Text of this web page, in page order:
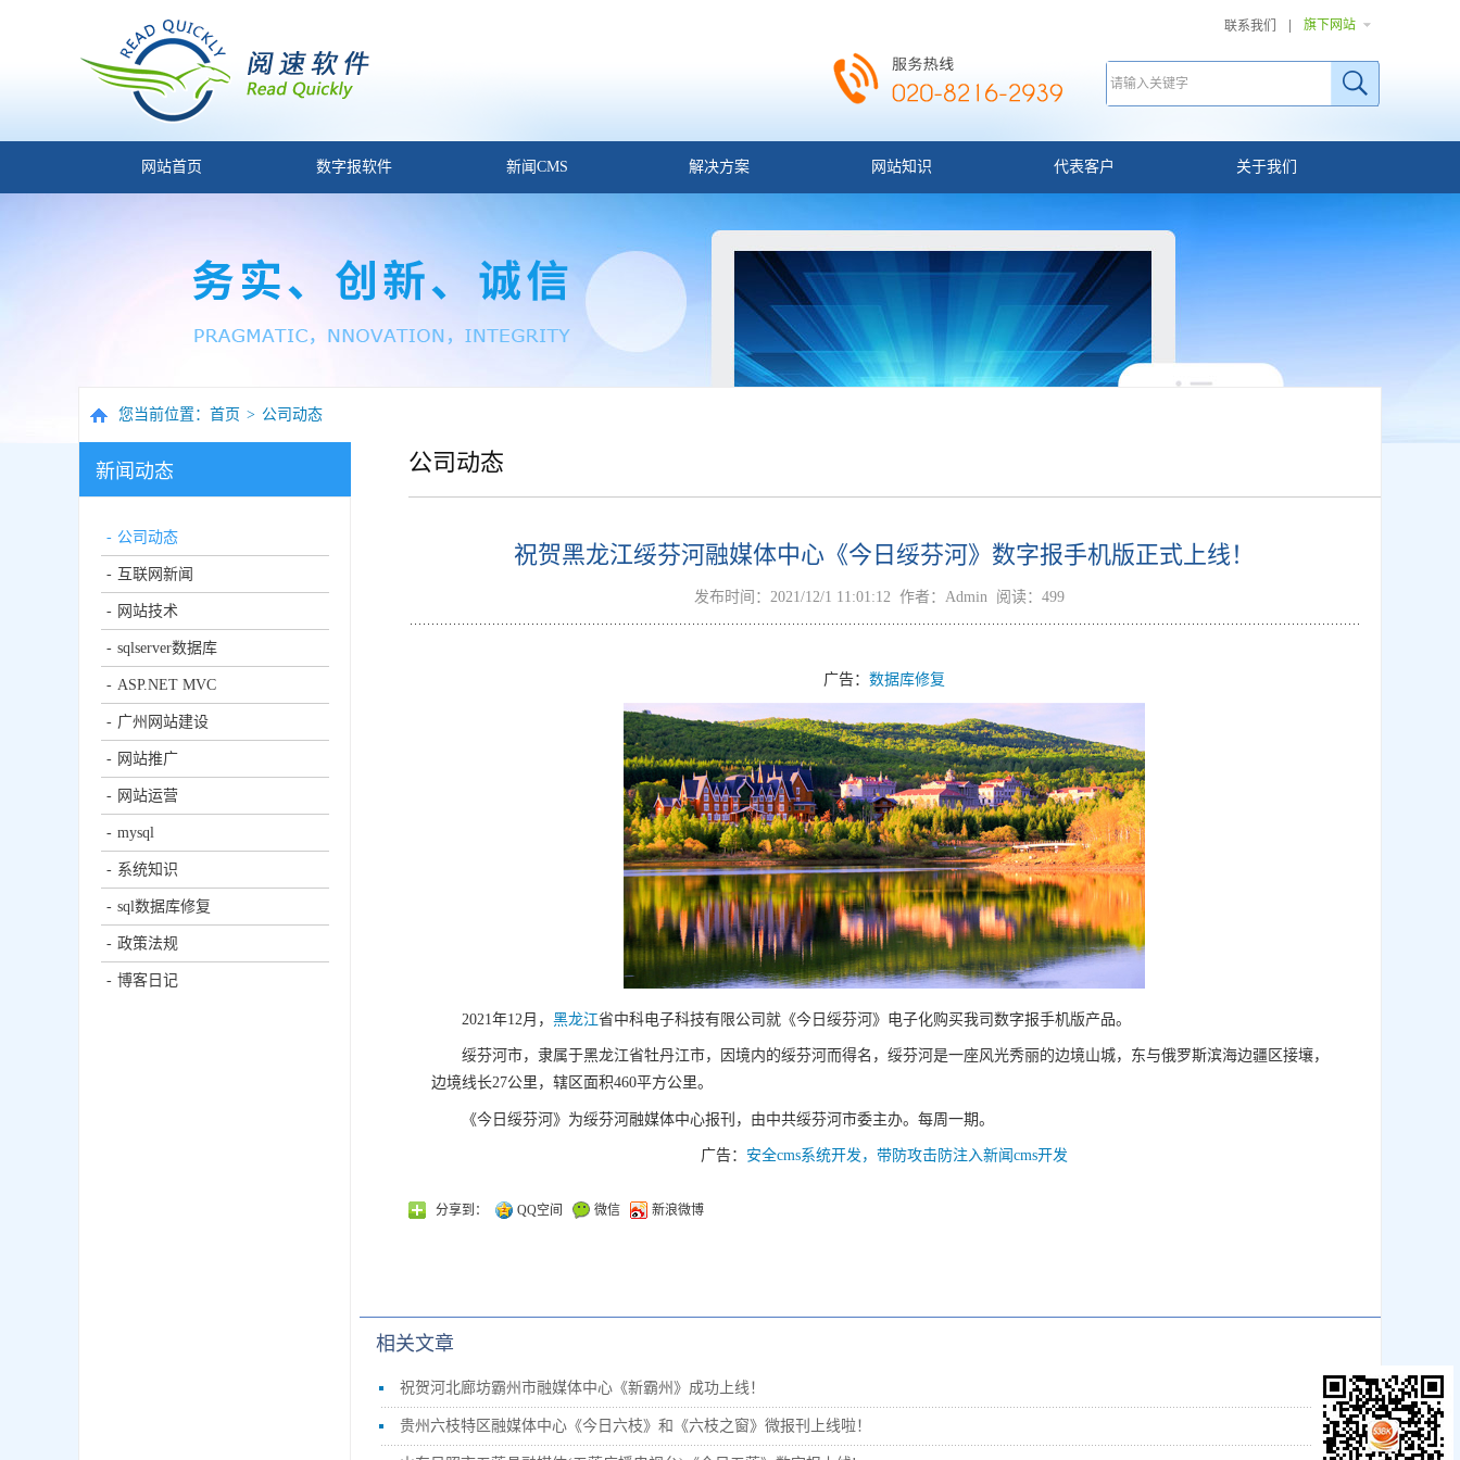
联系我们 旗下网站
网站首页 数字报软件 新闻CMS 解决方案 网站知识 代表客户 关于我们
您当前位置： 首页 > 公司动态
新闻动态
公司动态
互联网新闻
网站技术
sqlserver数据库
ASP.NET MVC
广州网站建设
网站推广
网站运营
mysql
系统知识
sql数据库修复
政策法规
博客日记
公司动态
祝贺黑龙江绥芬河融媒体中心《今日绥芬河》数字报手机版正式上线！
发布时间：2021/12/1 11:01:12 作者：Admin 阅读：499
广告： 数据库修复
2021年12月， 黑龙江省中科电子科技有限公司就《今日绥芬河》电子化购买我司数字报手机版产品。
绥芬河市，隶属于黑龙江省牡丹江市，因境内的绥芬河而得名，绥芬河是一座风光秀丽的边境山城，东与俄罗斯滨海边疆区接壤，
边境线长27公里，辖区面积460平方公里。
《今日绥芬河》为绥芬河融媒体中心报刊，由中共绥芬河市委主办。每周一期。
广告： 安全cms系统开发，带防攻击防注入新闻cms开发
分享到： QQ空间 微信 新浪微博
相关文章
祝贺河北廊坊霸州市融媒体中心《新霸州》成功上线！
贵州六枝特区融媒体中心《今日六枝》和《六枝之窗》微报刊上线啦！